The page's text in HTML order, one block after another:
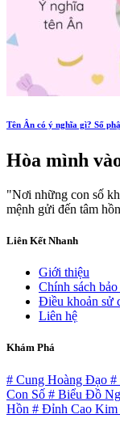
Tên Ân có ý nghĩa gì? Số
Hòa mình
"Nơi những con số
mệnh gửi đến tâm
Liên Kết Nhanh
Giới thiệu
Chính sách bảo
Điều khoản sử
Liên hệ
Khám Phá
# Cung Hoàng Đạo #
Con Số # Biểu Đồ
Hồn # Đỉnh Cao Kim